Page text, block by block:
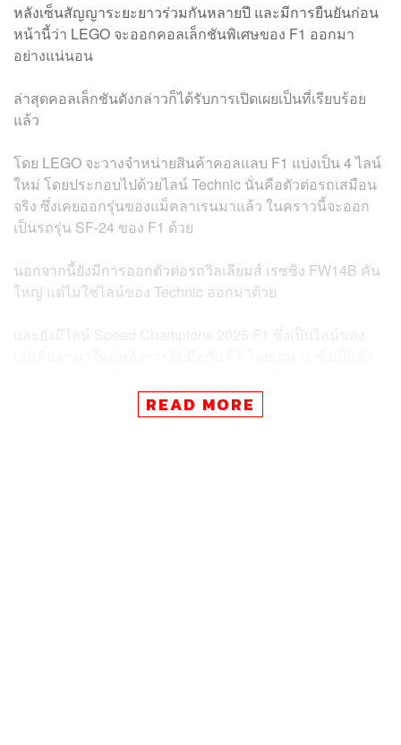
หลังเซ็นสัญญาระยะยาวร่วมกันหลายปี และมีการยืนยันก่อน
หน้านี้ว่า LEGO จะออกคอลเล็กชันพิเศษของ F1 ออกมา
อย่างแน่นอน
ล่าสุดคอลเล็กชันดังกล่าวก็ได้รับการเปิดเผยเป็นที่เรียบร้อย
แล้ว
โดย LEGO จะวางจำหน่ายสินค้าคอลแลบ F1 แบ่งเป็น 4 ไลน์
ใหม่ โดยประกอบไปด้วยไลน์ Technic นั่นคือตัวต่อรถเสมือน
จริง ซึ่งเคยออกรุ่นของแม็คลาเรนมาแล้ว ในคราวนี้จะออก
เป็นรถรุ่น SF-24 ของ F1 ด้วย
นอกจากนี้ยังมีการออกตัวต่อรถวิลเลียมส์ เรซซิง FW14B คัน
ใหญ่ แต่ไม่ใช่ไลน์ของ Technic ออกมาด้วย
ในไลน์ที่ 3 คือไลน์ City จะออกเป็น LEGO City 2025 F1 มีให้
READ MORE